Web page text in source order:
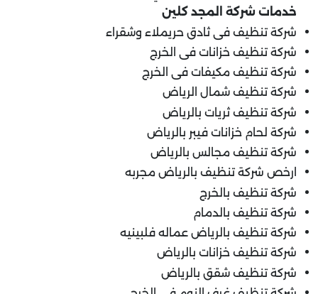
خدمات شركة المجد كلين
شركة تنظيف فى ثادق حريملاء وشقراء
شركة تنظيف خزانات فى الخرج
شركة تنظيف مكيفات فى الخرج
شركة تنظيف شمال الرياض
شركة تنظيف ثريات بالرياض
شركة لحام خزانات فيبر بالرياض
شركة تنظيف مجالس بالرياض
ارخص شركة تنظيف بالرياض مجربه
شركة تنظيف بالخرج
شركة تنظيف بالدمام
شركة تنظيف بالرياض عماله فلبينيه
شركة تنظيف خزانات بالرياض
شركة تنظيف شقق بالرياض